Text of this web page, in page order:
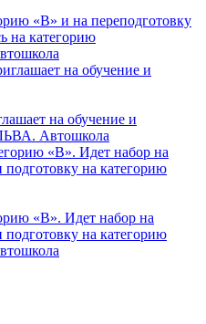
«В» и на переподготовку
на категорию
на обучение и
Автошкола
«В». Идет набор на
на категорию